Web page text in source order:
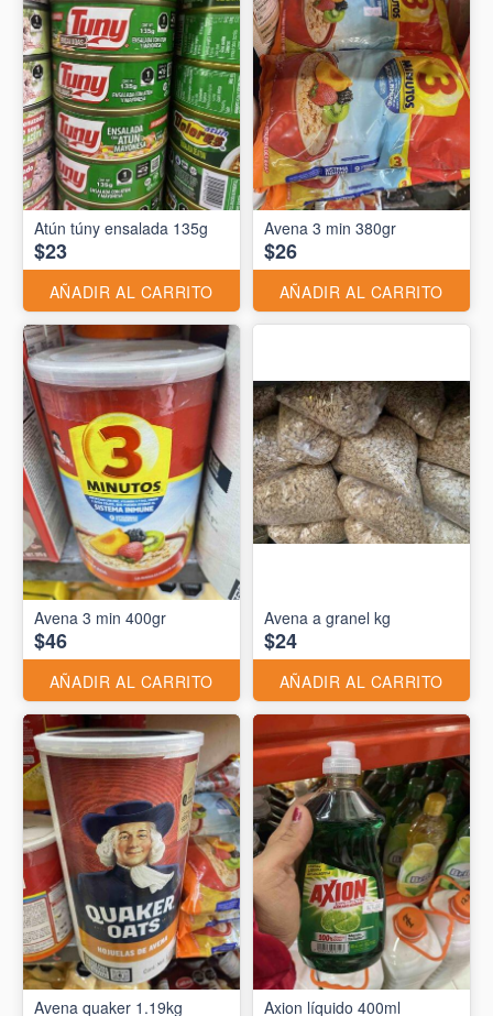
Atún túny ensalada 135g
$23
AÑADIR AL CARRITO
Avena 3 min 380gr
$26
AÑADIR AL CARRITO
Avena 3 min 400gr
$46
AÑADIR AL CARRITO
Avena a granel kg
$24
AÑADIR AL CARRITO
Avena quaker 1.19kg Axion líquido 400ml